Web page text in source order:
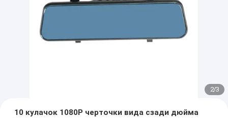
2/3
10 кулачок 1080P черточки вида сзади дюйма